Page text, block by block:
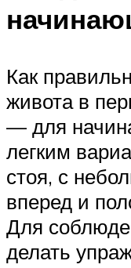
Как
живота в
— для
легким
стоя, с
вперед и
Для
делать